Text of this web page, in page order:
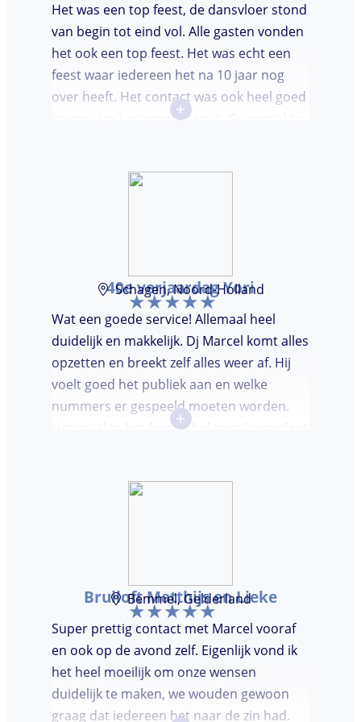
Het was een top feest, de dansvloer stond
van begin tot eind vol. Alle gasten vonden
het ook een top feest. Het was echt een
feest waar iedereen het na 10 jaar nog
over heeft. Het contact was ook heel goed
kregen snel antwoord terug. Ga vooral zo
+
40e verjaardag Yori
Schagen, Noord-Holland
Wat een goede service! Allemaal heel
duidelijk en makkelijk. Dj Marcel komt alles
opzetten en breekt zelf alles weer af. Hij
voelt goed het publiek aan en welke
nummers er gespeeld moeten worden.
Het maakte het feestje helemaal compleet
+
Bruiloft Matthijs en Lieke
Bemmel, Gelderland
Super prettig contact met Marcel vooraf
en ook op de avond zelf. Eigenlijk vond ik
het heel moeilijk om onze wensen
duidelijk te maken, we wouden gewoon
graag dat iedereen het naar de zin had.